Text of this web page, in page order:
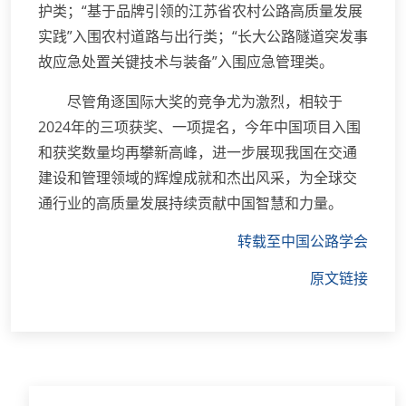
护类；“基于品牌引领的江苏省农村公路高质量发展
实践”入围农村道路与出行类；“长大公路隧道突发事
故应急处置关键技术与装备”入围应急管理类。
尽管角逐国际大奖的竞争尤为激烈，相较于
2024年的三项获奖、一项提名，今年中国项目入围
和获奖数量均再攀新高峰，进一步展现我国在交通
建设和管理领域的辉煌成就和杰出风采，为全球交
通行业的高质量发展持续贡献中国智慧和力量。
转载至中国公路学会
原文链接